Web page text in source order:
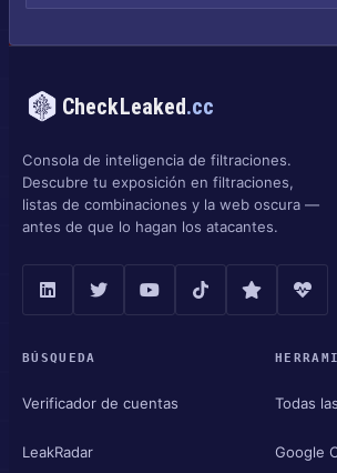
CheckLeaked.cc
Consola de inteligencia de filtraciones.
Descubre tu exposición en filtraciones,
listas de combinaciones y la web oscura —
antes de que lo hagan los atacantes.
BÚSQUEDA
Verificador de cuentas
LeakRadar
Todas
Google